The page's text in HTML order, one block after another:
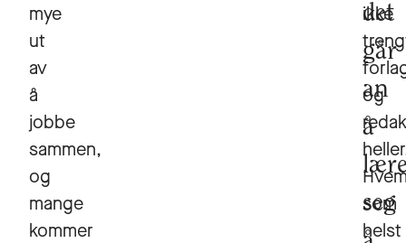
mye
ut
av
å
jobbe
sammen,
og
mange
kommer
det
går
an
å
seg
ikke
og
som
helst